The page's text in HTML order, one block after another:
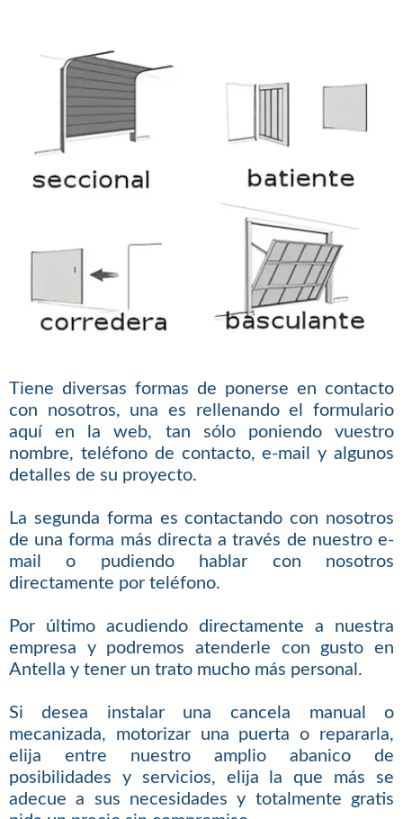
Tiene diversas formas de ponerse en contacto
con nosotros, una es rellenando el formulario
aquí en la web, tan sólo poniendo vuestro
nombre, teléfono de contacto, e-mail y algunos
detalles de su proyecto.
La segunda forma es contactando con nosotros
de una forma más directa a través de nuestro e-
mail o pudiendo hablar con nosotros
directamente por teléfono.
Por último acudiendo directamente a nuestra
empresa y podremos atenderle con gusto en
Antella y tener un trato mucho más personal.
Si desea instalar una cancela manual o
mecanizada, motorizar una puerta o repararla,
elija entre nuestro amplio abanico de
posibilidades y servicios, elija la que más se
adecue a sus necesidades y totalmente gratis